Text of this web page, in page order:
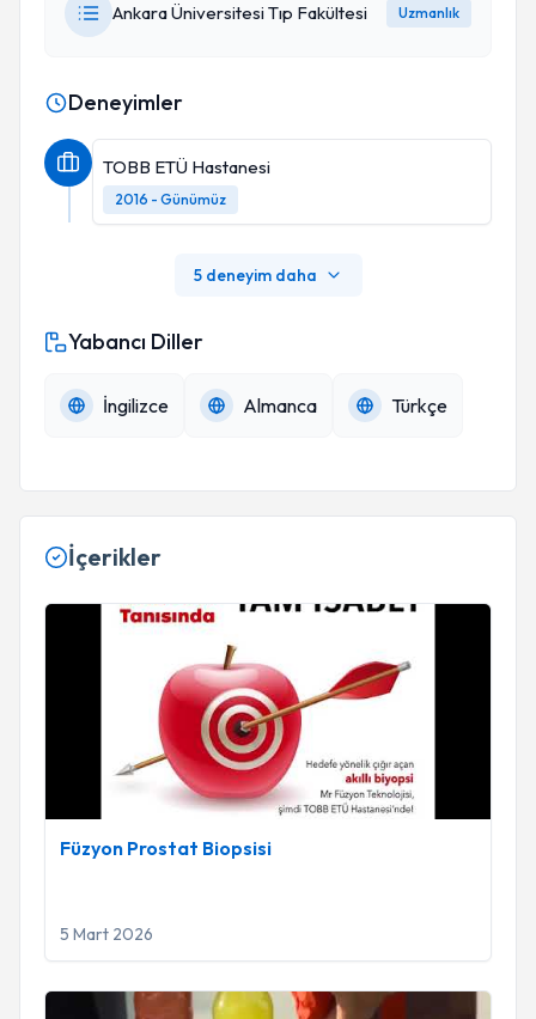
Ankara Üniversitesi Tıp Fakültesi Uzmanlık
Deneyimler
TOBB ETÜ Hastanesi
2016 - Günümüz
5 deneyim daha
Yabancı Diller
İngilizce Almanca Türkçe
İçerikler
Füzyon Prostat Biopsisi
Füzyon Prostat Biopsisi
5 Mart 2026
Prof. Dr. Öztuğ Adsan- Prostat Kanserinde Erken Tanıyı